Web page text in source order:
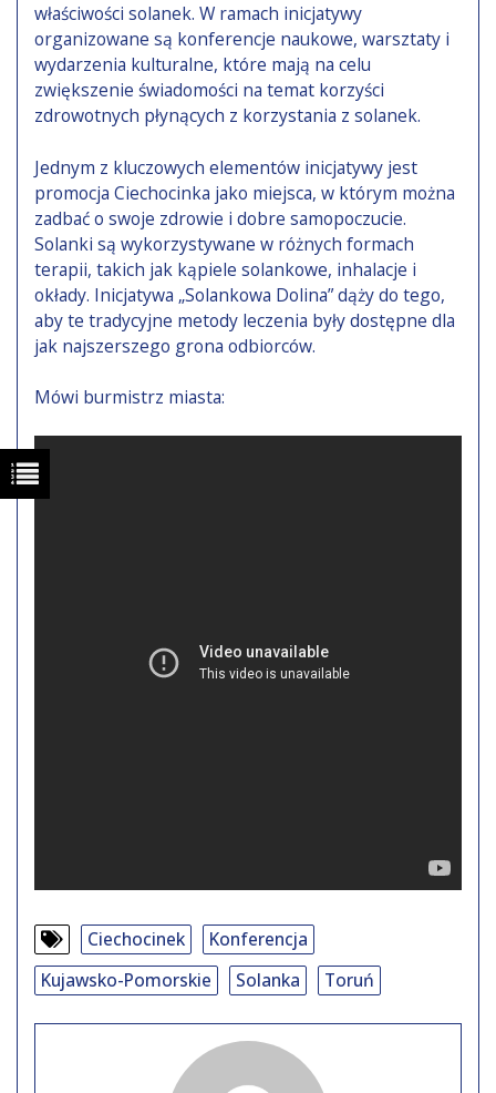
właściwości solanek. W ramach inicjatywy
organizowane są konferencje naukowe, warsztaty i
wydarzenia kulturalne, które mają na celu
zwiększenie świadomości na temat korzyści
zdrowotnych płynących z korzystania z solanek.
Jednym z kluczowych elementów inicjatywy jest
promocja Ciechocinka jako miejsca, w którym można
zadbać o swoje zdrowie i dobre samopoczucie.
Solanki są wykorzystywane w różnych formach
terapii, takich jak kąpiele solankowe, inhalacje i
okłady. Inicjatywa „Solankowa Dolina” dąży do tego,
aby te tradycyjne metody leczenia były dostępne dla
jak najszerszego grona odbiorców.
Mówi burmistrz miasta:
Ciechocinek
Konferencja
Kujawsko-Pomorskie
Solanka Toruń